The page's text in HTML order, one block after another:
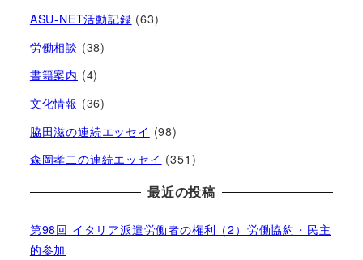
ASU-NET活動記録 (63)
労働相談 (38)
書籍案内 (4)
文化情報 (36)
脇田滋の連続エッセイ (98)
森岡孝二の連続エッセイ (351)
最近の投稿
第98回 イタリア派遣労働者の権利（2）労働協約・民主
的参加